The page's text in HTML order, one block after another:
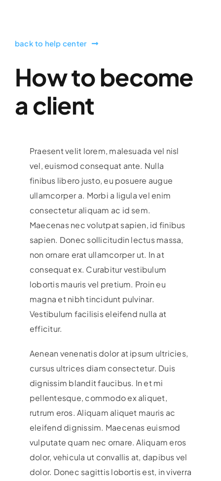
back to help center
How to become
a client
Praesent velit lorem, malesuada vel nisl
vel, euismod consequat ante. Nulla
finibus libero justo, eu posuere augue
ullamcorper a. Morbi a ligula vel enim
consectetur aliquam ac id sem.
Maecenas nec volutpat sapien, id finibus
sapien. Donec sollicitudin lectus massa,
non ornare erat ullamcorper ut. In at
consequat ex. Curabitur vestibulum
lobortis mauris vel pretium. Proin eu
magna et nibh tincidunt pulvinar.
Vestibulum facilisis eleifend nulla at
efficitur.
Aenean venenatis dolor at ipsum ultricies,
cursus ultrices diam consectetur. Duis
dignissim blandit faucibus. In et mi
pellentesque, commodo ex aliquet,
rutrum eros. Aliquam aliquet mauris ac
eleifend dignissim. Maecenas euismod
vulputate quam nec ornare. Aliquam eros
dolor, vehicula ut convallis at, dapibus vel
dolor. Donec sagittis lobortis est, in viverra